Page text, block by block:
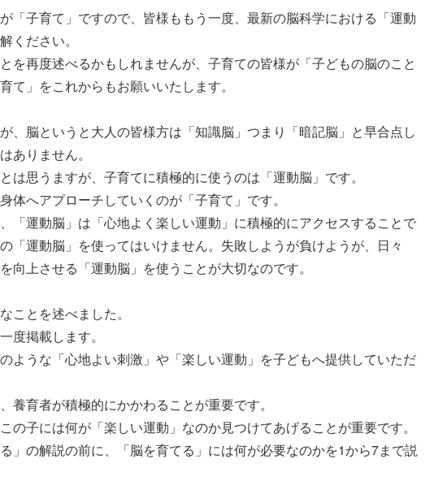
「子育て」ですので、皆様ももう一度、最新の脳科学における「運動
ください。
を再度述べるかもしれませんが、子育ての皆様が「子どもの脳のこと
て」をこれからもお願いいたします。
、脳というと大人の皆様方は「知識脳」つまり「暗記脳」と早合点し
ありません。
は思うますが、子育てに積極的に使うのは「運動脳」です。
体へアプローチしていくのが「子育て」です。
「運動脳」は「心地よく楽しい運動」に積極的にアクセスすることで
「運動脳」を使ってはいけません。失敗しようが負けようが、日々
向上させる「運動脳」を使うことが大切なのです。
ことを述べました。
度掲載します。
ような「心地よい刺激」や「楽しい運動」を子どもへ提供していただ
養育者が積極的にかかわることが重要です。
の子には何が「楽しい運動」なのか見つけてあげることが重要です。
」の解説の前に、「脳を育てる」には何が必要なのかを1から7まで説